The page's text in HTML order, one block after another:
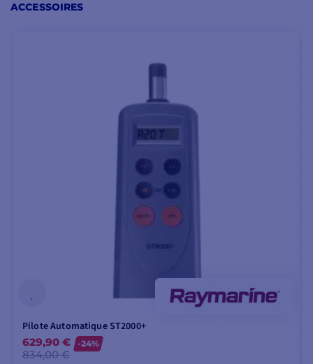
ACCESSOIRES
Pilote Automatique ST2000+
629,90 €
834,00 €
-24%